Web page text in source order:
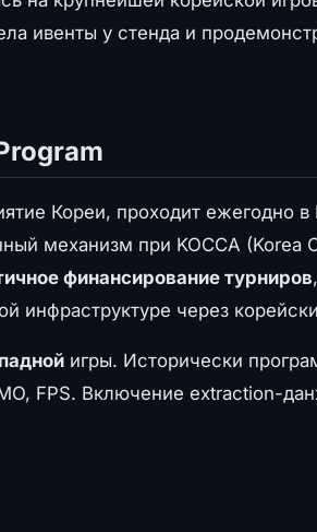
ивенты у стенда и
Кореи, проходит ежегодно в
механизм при KOCCA (Korea
финансирование турниров,
инфраструктуре через
игры. Исторически
FPS. Включение extraction-